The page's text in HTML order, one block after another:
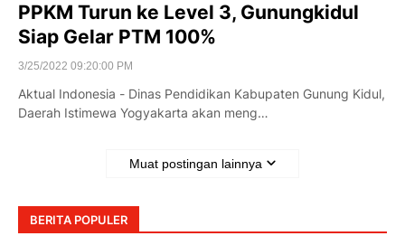
PPKM Turun ke Level 3, Gunungkidul
Siap Gelar PTM 100%
3/25/2022 09:20:00 PM
Aktual Indonesia - Dinas Pendidikan Kabupaten Gunung Kidul,
Daerah Istimewa Yogyakarta akan meng…
Muat postingan lainnya
BERITA POPULER